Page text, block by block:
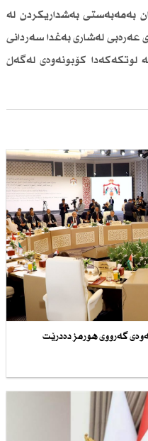
بەمەبەستی بەشداریكردن لە
عەرەبی لەشاری بەغدا سەردانی
لوتكەكەدا كۆبونەوەی لەگەڵ
گەرووی هورمز دەدرێت